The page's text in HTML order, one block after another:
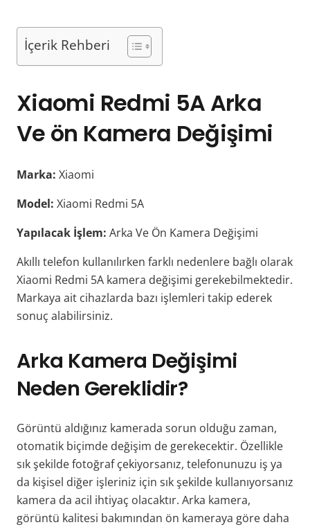
İçerik Rehberi
Xiaomi Redmi 5A Arka
Ve ön Kamera Değişimi
Marka: Xiaomi
Model: Xiaomi Redmi 5A
Yapılacak İşlem: Arka Ve Ön Kamera Değişimi
Akıllı telefon kullanılırken farklı nedenlere bağlı olarak
Xiaomi Redmi 5A kamera değişimi gerekebilmektedir.
Markaya ait cihazlarda bazı işlemleri takip ederek
sonuç alabilirsiniz.
Arka Kamera Değişimi
Neden Gereklidir?
Görüntü aldığınız kamerada sorun olduğu zaman,
otomatik biçimde değişim de gerekecektir. Özellikle
sık şekilde fotoğraf çekiyorsanız, telefonunuzu iş ya
da kişisel diğer işleriniz için sık şekilde kullanıyorsanız
kamera da acil ihtiyaç olacaktır. Arka kamera,
görüntü kalitesi bakımından ön kameraya göre daha